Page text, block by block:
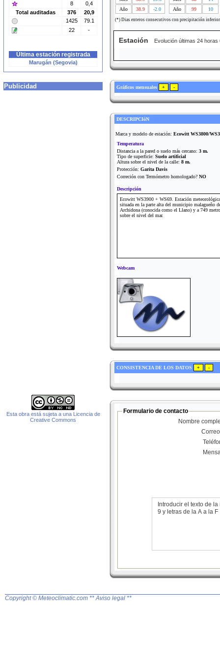
8
0,4
Total auditadas
376
20,9
1425
79.1
22
-
Última estación registrada
Marugán (Segovia)
Publicidad
Esta obra está sujeta a una Licencia de
Creative Commons
Año
38.9 -2.0 Año 99 10
(*) Dias enteros consecutivos con precipitación inferior
Estación Evolución últimas 24 horas
Gráficos mensuales
DESCRIPCIóN
Marca y modelo de estación: Ecowitt WS3800/
Temperatura
Distancia a la pared o suelo más cercano: 3 m.
Tipo de superficie: Suelo artificial
Altura sobre el nivel de la calle: 8 m.
Protección: Garita Davis
Correción con Termómetro homologado? NO
Descripción
Ecowitt WS3900 + WS69. Estación meteorológica
situada en la parte alta del municipio malagueño
Archidona (conocida como el Llano) y a 749
sobre el nivel del mar.
Webcam
CONSISTENCIA DE LOS DATOS
Formulario de contacto
Nombre
Introducir el texto de
9 y letras de la A a la F
Copyright © Meteoclimatic.com ** Aviso legal **